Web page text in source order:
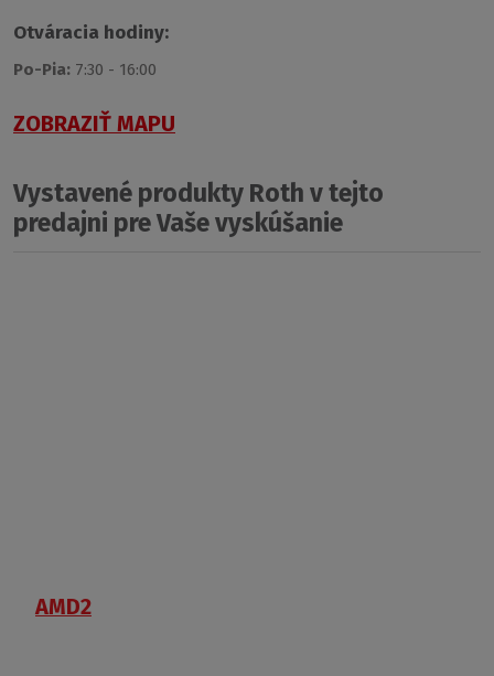
Otváracia hodiny:
Po-Pia: 7:30 - 16:00
ZOBRAZIŤ MAPU
Vystavené produkty Roth v tejto
predajni pre Vaše vyskúšanie
AMD2